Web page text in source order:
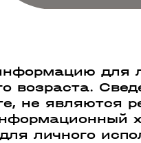
от
для
для
возраста.
не являются
личного